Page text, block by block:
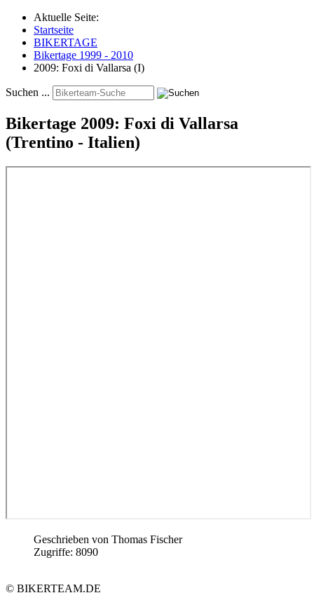
Aktuelle Seite:
Startseite
BIKERTAGE
Bikertage 1999 - 2010
2009: Foxi di Vallarsa (I)
Suchen ...
Bikertage 2009: Foxi di Vallarsa
(Trentino - Italien)
Geschrieben von Thomas Fischer
Zugriffe: 8090
© BIKERTEAM.DE